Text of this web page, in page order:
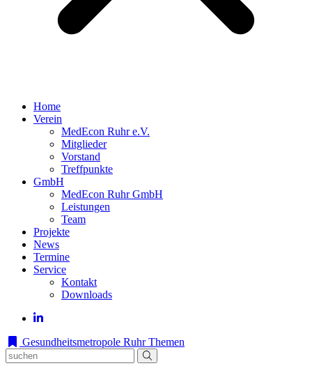
Home
Verein
MedEcon Ruhr e.V.
Mitglieder
Vorstand
Treffpunkte
GmbH
MedEcon Ruhr GmbH
Leistungen
Team
Projekte
News
Termine
Service
Kontakt
Downloads
Gesundheitsmetropole Ruhr Themen